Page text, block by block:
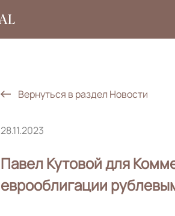
Вернуться в раздел Новости
28.11.2023
Павел Кутовой для
еврооблигации